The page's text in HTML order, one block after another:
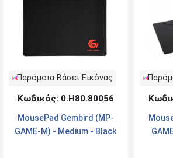
Παρόμοια Βάσει Εικόνας
Κωδικός: 0.Η80.80056
MousePad Gembird (MP-
GAME-M) - Medium - Black